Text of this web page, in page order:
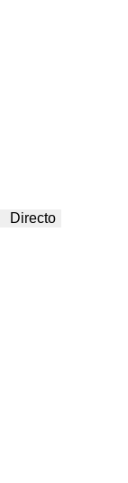
Directo